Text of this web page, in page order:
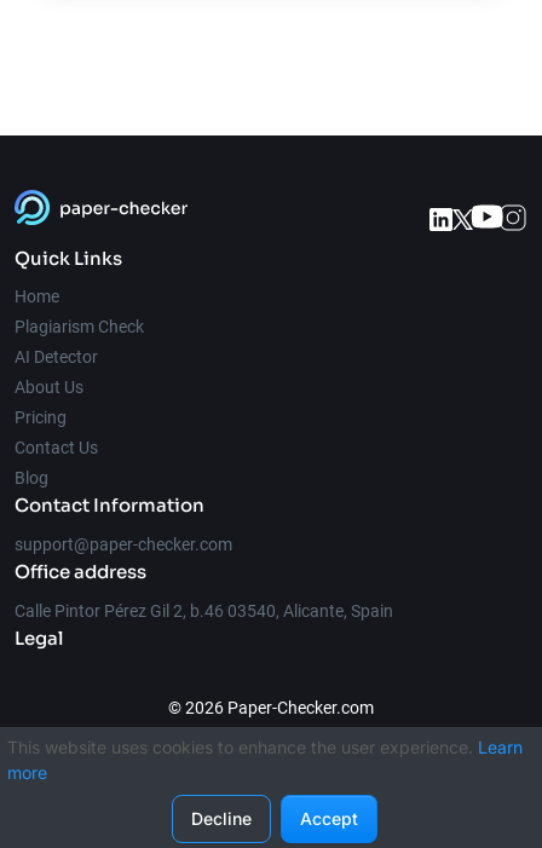
Quick Links
Home
Plagiarism Check
AI Detector
About Us
Pricing
Contact Us
Blog
Contact Information
support@paper-checker.com
Office address
Calle Pintor Pérez Gil 2, b.46 03540, Alicante, Spain
Legal
© 2026 Paper-Checker.com
This website uses cookies to enhance the user experience. Learn
more
Decline Accept